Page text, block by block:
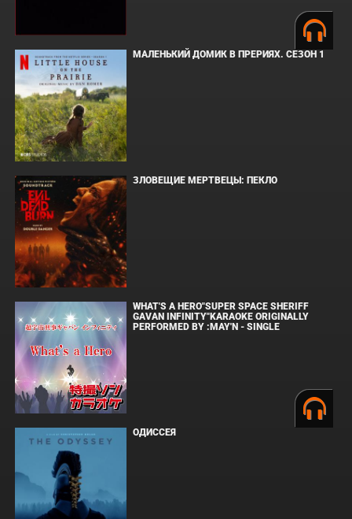
МАЛЕНЬКИЙ ДОМИК В ПРЕРИЯХ. СЕЗОН 1
ЗЛОВЕЩИЕ МЕРТВЕЦЫ: ПЕКЛО
WHAT'S A HERO"SUPER SPACE SHERIFF
GAVAN INFINITY"KARAOKE ORIGINALLY
PERFORMED BY :MAY'N - SINGLE
ОДИССЕЯ